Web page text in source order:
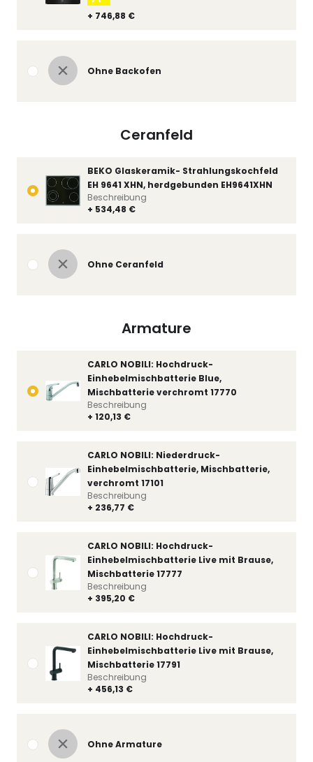
+ 746,88 €
Ohne Backofen
Ceranfeld
BEKO Glaskeramik- Strahlungskochfeld
EH 9641 XHN, herdgebunden EH9641XHN
+ 534,48 €
Beschreibung
Ohne Ceranfeld
Armature
CARLO NOBILI: Hochdruck-
Einhebelmischbatterie Blue,
Mischbatterie verchromt 17770
+ 120,13 €
Beschreibung
CARLO NOBILI: Niederdruck-
Einhebelmischbatterie, Mischbatterie,
verchromt 17101
+ 236,77 €
Beschreibung
CARLO NOBILI: Hochdruck-
Einhebelmischbatterie Live mit Brause,
Mischbatterie 17777
+ 395,20 €
Beschreibung
CARLO NOBILI: Hochdruck-
Einhebelmischbatterie Live mit Brause,
Mischbatterie 17791
+ 456,13 €
Beschreibung
Ohne Armature